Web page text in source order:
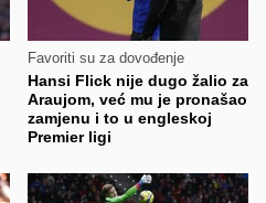
Favoriti su za dovođenje
Hansi Flick nije dugo žalio za
Araujom, već mu je pronašao
zamjenu i to u engleskoj
Premier ligi